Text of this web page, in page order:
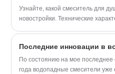
Узнайте, какой смеситель для
новостройки. Технические
Последние инновации в
По состоянию на мое последнее
года водопадные смесители